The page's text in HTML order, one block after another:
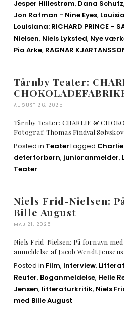
Jesper Hillestrøm, Dana Schutz,
Jon Rafman - Nine Eyes,
Louisiana: RICHARD PRINCE –
Nielsen, Niels Lyksted, Nye
Pia Arke, RAGNAR
Tårnby Teater:
AUGUST 26, 2025
Tårnby Teater: CHARLIE &
Fotograf: Thomas Findval
Posted in TeaterTagged
deterforbørn, junioranmelder,
Teater
Niels Frid-Nielsen:
Bille August
MAJ 21, 2025
Niels Frid-Nielsen: På fornavn
anmeldelse af Jacob Wendt
Posted in Film, Interview,
Reuter, Boganmeldelse, Helle
Jensen, litteraturkritik, Niels
med Bille August